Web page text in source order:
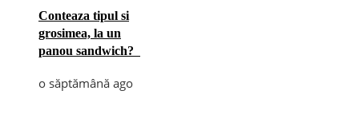
Conteaza tipul si
grosimea, la un
panou sandwich?
o săptămână ago